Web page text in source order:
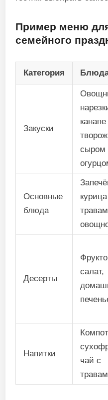
Пример меню
семейного
Категория
Закуски
канапе
сыром
Основные
блюда
Десерты
салат,
Напитки
чай с